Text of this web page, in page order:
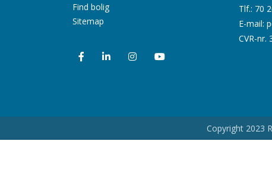
Find bolig
Sitemap
Tlf.: 70
E-mail:
CVR-nr.
Copyright 2023